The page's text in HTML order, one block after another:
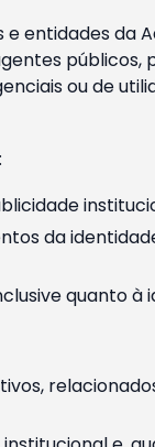
entidades da
públicos,
ou de
da
quanto à